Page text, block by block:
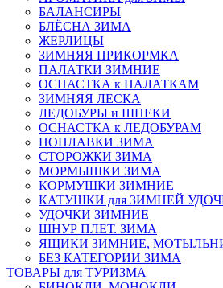
БАЛАНСИРЫ
БЛЁСНА ЗИМА
ЖЕРЛИЦЫ
ЗИМНЯЯ ПРИКОРМКА
ПАЛАТКИ ЗИМНИЕ
ОСНАСТКА к ПАЛАТКАМ
ЗИМНЯЯ ЛЕСКА
ЛЕДОБУРЫ и ШНЕКИ
ОСНАСТКА к ЛЕДОБУРАМ
ПОПЛАВКИ ЗИМА
СТОРОЖКИ ЗИМА
МОРМЫШКИ ЗИМА
КОРМУШКИ ЗИМНИЕ
КАТУШКИ для ЗИМНЕЙ
УДОЧКИ ЗИМНИЕ
ШНУР ПЛЕТ. ЗИМА
ЯЩИКИ ЗИМНИЕ,
БЕЗ КАТЕГОРИИ ЗИМА
ТОВАРЫ для ТУРИЗМА